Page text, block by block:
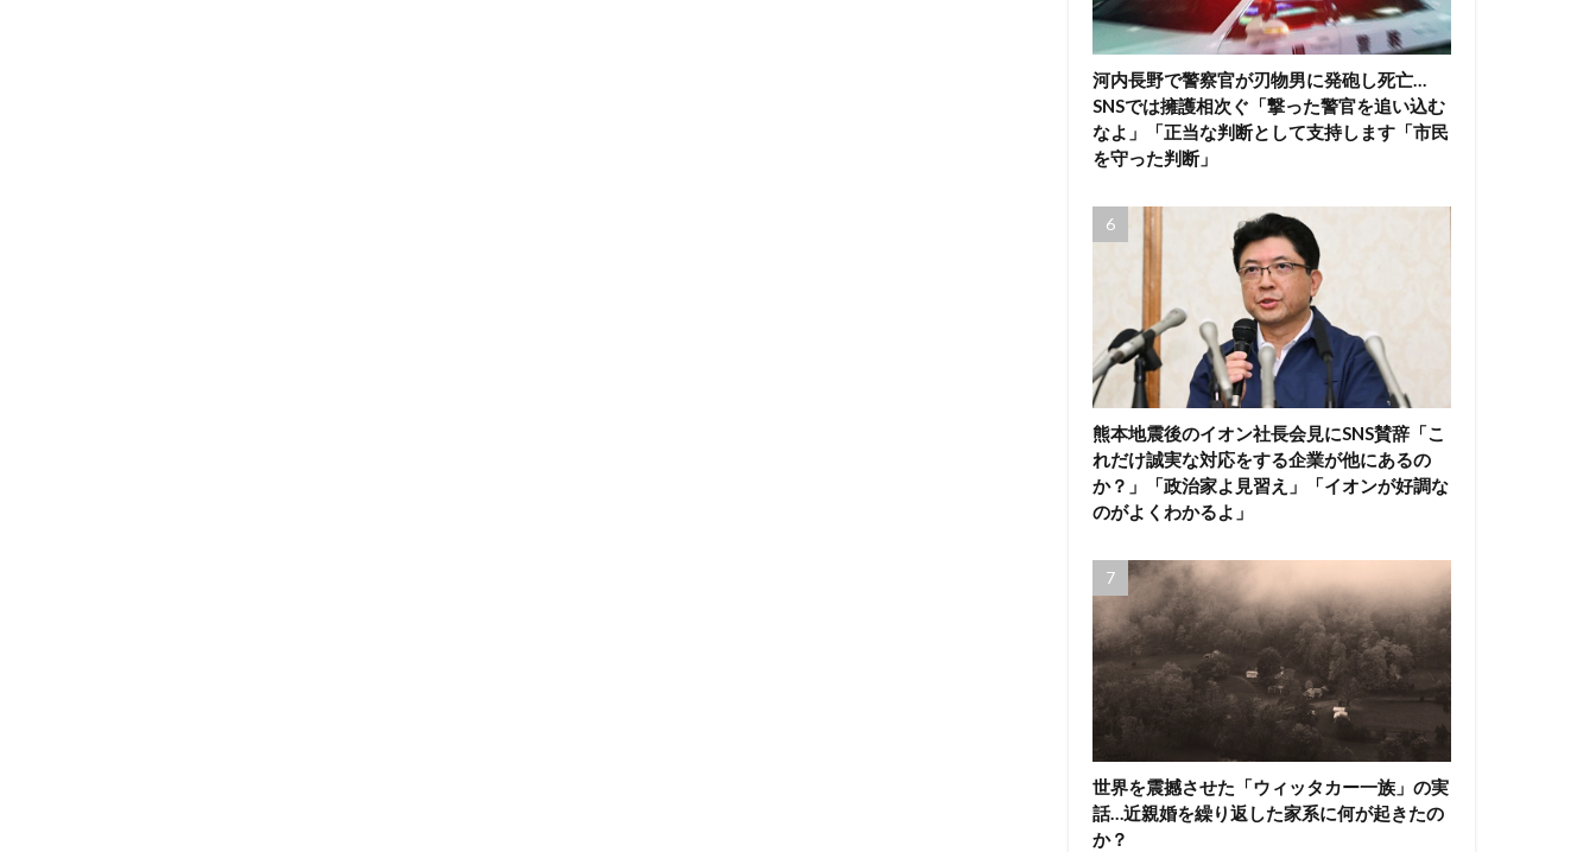
河内長野で警察官が刃物男に発砲し死亡…
SNSでは擁護相次ぐ「撃った警官を追い込む
なよ」「正当な判断として支持します「市民
を守った判断」
熊本地震後のイオン社長会見にSNS賛辞「こ
れだけ誠実な対応をする企業が他にあるの
か？」「政治家よ見習え」「イオンが好調な
のがよくわかるよ」
世界を震撼させた「ウィッタカー一族」の実
話…近親婚を繰り返した家系に何が起きたの
か？